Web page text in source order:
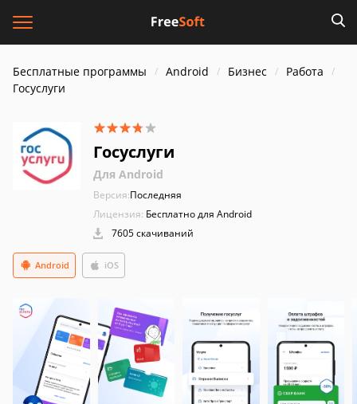
Бесплатные программы Android Бизнес
Работа
Госуслуги
Госуслуги
Для Android
Версия:Последняя
Лицензия: Бесплатно для Android
7605 скачиваний
Android iOS